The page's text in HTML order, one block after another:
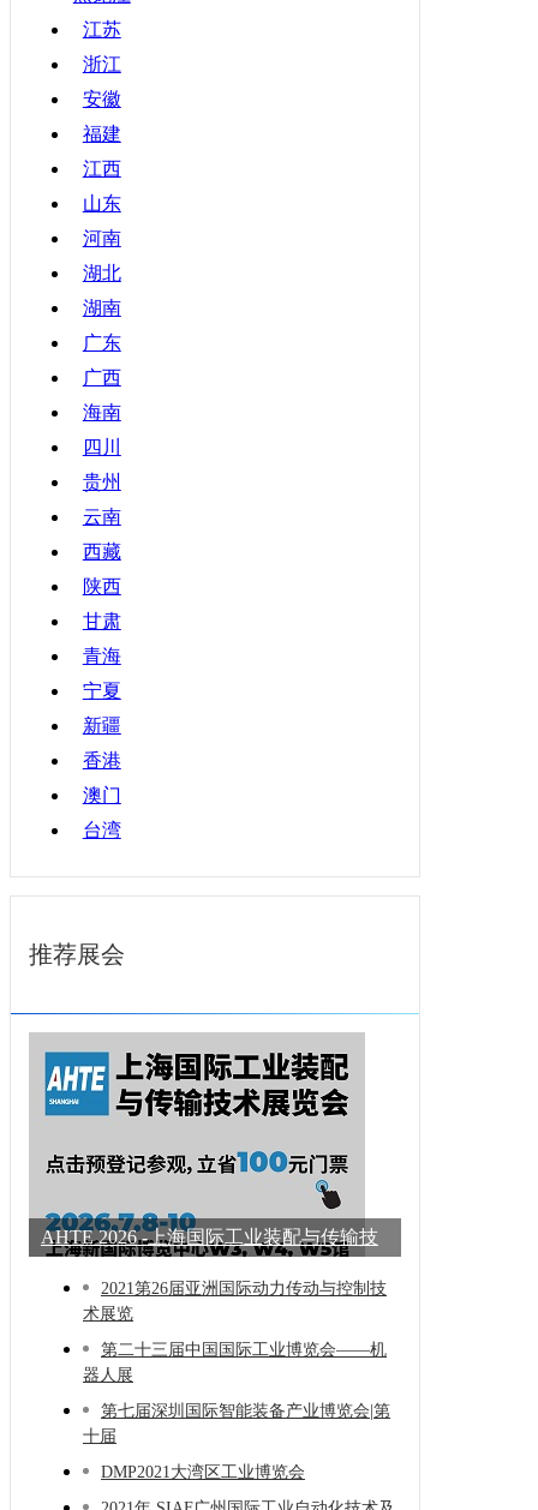
甘肃
青海
宁夏
新疆
香港
澳门
台湾
江苏
浙江
安徽
福建
江西
山东
河南
湖北
湖南
广东
广西
海南
四川
贵州
云南
西藏
陕西
甘肃
青海
宁夏
新疆
香港
澳门
台湾
推荐展会
AHTE 2026 -上海国际工业装配与传输技
2021第26届亚洲国际动力传动与控制技
术展览
第二十三届中国国际工业博览会——机
器人展
第七届深圳国际智能装备产业博览会|第
十届
DMP2021大湾区工业博览会